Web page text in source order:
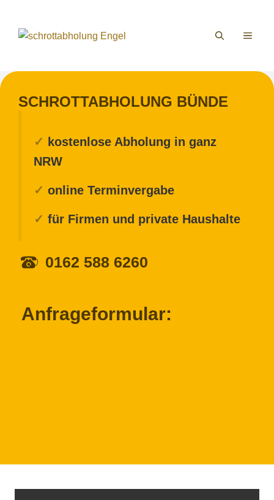
springen
SCHROTTABHOLUNG BÜNDE
✓ kostenlose Abholung in ganz
NRW
✓ online Terminvergabe
✓ für Firmen und private Haushalte
0162 588 6260
Anfrageformular: